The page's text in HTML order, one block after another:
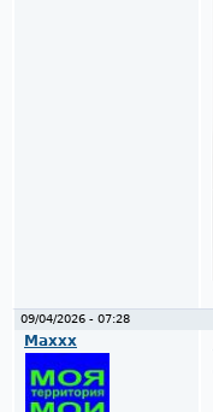
09/04/2026 - 07:28
Maxxx